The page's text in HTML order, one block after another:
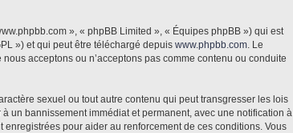
», « phpBB Limited », « Équipes phpBB ») qui est
») et qui peut être téléchargé depuis www.phpbb.com. Le
acceptons ou n’acceptons pas comme contenu ou conduite
sexuel ou tout autre contenu qui peut transgresser les lois
un bannissement immédiat et permanent, avec une notification à
pour aider au renforcement de ces conditions. Vous